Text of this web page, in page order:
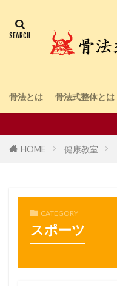
骨法とは 骨法式整体とは
HOME 健康教室
CATEGORY
スポーツ